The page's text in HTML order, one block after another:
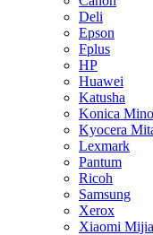
Deli
Epson
Fplus
HP
Huawei
Katusha
Konica
Kyocera
Lexmark
Pantum
Ricoh
Samsung
Xerox
Xiaomi Mijia